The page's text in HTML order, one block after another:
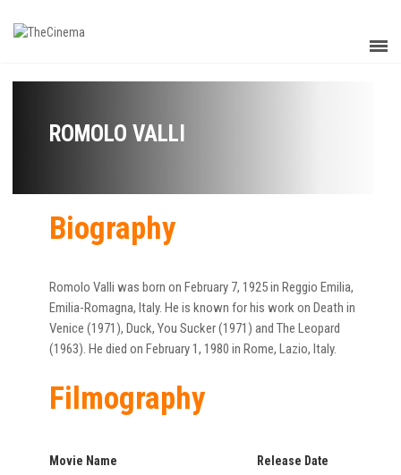
ROMOLO VALLI
Biography
Romolo Valli was born on February 7, 1925 in Reggio Emilia,
Emilia-Romagna, Italy. He is known for his work on Death in
Venice (1971), Duck, You Sucker (1971) and The Leopard
(1963). He died on February 1, 1980 in Rome, Lazio, Italy.
Filmography
Movie Name Release Date